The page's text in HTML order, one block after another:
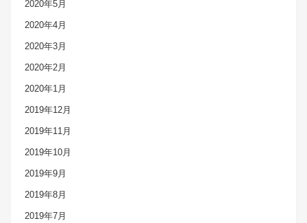
2020年5月
2020年4月
2020年3月
2020年2月
2020年1月
2019年12月
2019年11月
2019年10月
2019年9月
2019年8月
2019年7月